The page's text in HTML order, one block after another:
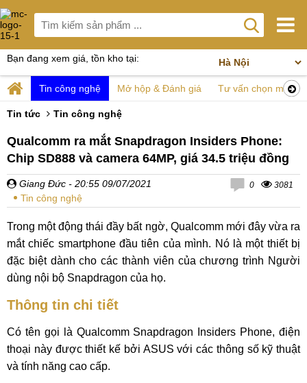
Bạn đang xem giá, tồn kho tại:
Tin công nghệ Mở hộp & Đánh giá Tư vấn chọn mua
Tin tức Tin công nghệ
Qualcomm ra mắt Snapdragon Insiders Phone:
Chip SD888 và camera 64MP, giá 34.5 triệu đồng
Giang Đức - 20:55 09/07/2021
Tin công nghệ
0 3081
Trong một động thái đầy bất ngờ, Qualcomm mới đây vừa ra
mắt chiếc smartphone đầu tiên của mình. Nó là một thiết bị
đặc biệt dành cho các thành viên của chương trình Người
dùng nội bộ Snapdragon của họ.
Thông tin chi tiết
Có tên gọi là Qualcomm Snapdragon Insiders Phone, điện
thoại này được thiết kế bởi ASUS với các thông số kỹ thuật
và tính năng cao cấp.